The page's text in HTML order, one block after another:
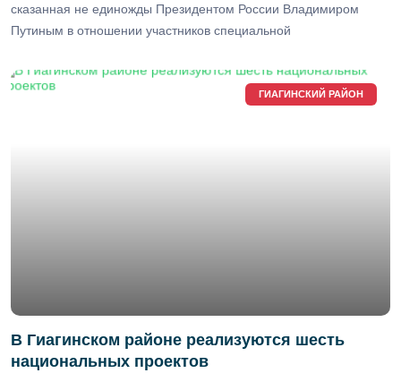
сказанная не единожды Президентом России Владимиром
Путиным в отношении участников специальной
ГИАГИНСКИЙ РАЙОН
В Гиагинском районе реализуются шесть
национальных проектов